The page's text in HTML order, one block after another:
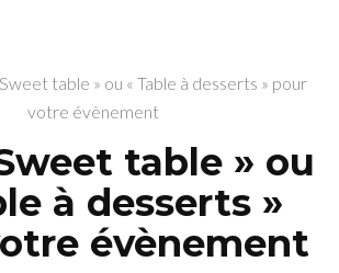
table » ou « Table à desserts » pour
votre évènement
table » ou
à desserts »
évènement